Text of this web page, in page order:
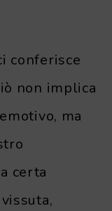
conferisce
non implica
ma
certa